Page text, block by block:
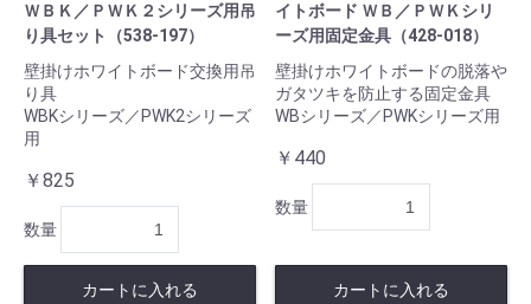
ＷＢＫ／ＰＷＫ２シリーズ用吊
り具セット（538-197）
壁掛けホワイトボード交換用吊
り具
WBKシリーズ／PWK2シリーズ
用
￥825
数量
カートに入れる
イトボード ＷＢ／ＰＷＫシリ
ーズ用固定金具（428-018）
壁掛けホワイトボードの脱落や
ガタツキを防止する固定金具
WBシリーズ／PWKシリーズ用
￥440
数量
カートに入れる